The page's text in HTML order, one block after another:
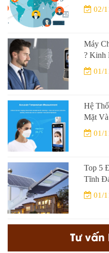
02/
Máy
? Kinh
01/
Hệ
Mặt
01/
Top 5
Tĩnh
01/
Tư